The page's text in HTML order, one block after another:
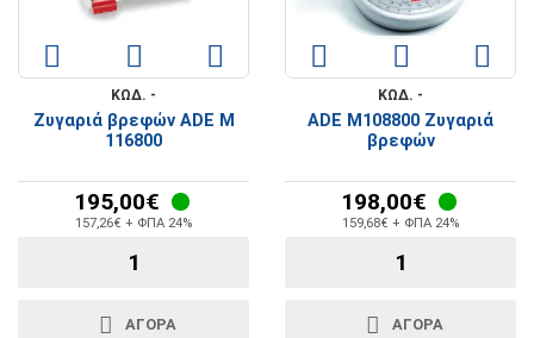
ΚΩΔ. -
Ζυγαριά βρεφών ADE M
116800
195,00€
157,26€ + ΦΠΑ 24%
ΑΓΟΡΑ
ΚΩΔ. -
ADE M108800 Ζυγαριά
βρεφών
198,00€
159,68€ + ΦΠΑ 24%
ΑΓΟΡΑ